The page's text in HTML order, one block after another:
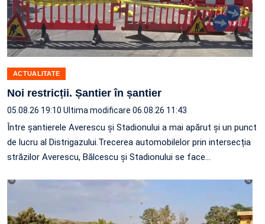
ACTUALITATE
Noi restricții. Șantier în șantier
05.08.26 19:10 Ultima modificare 06.08.26 11:43
Între șantierele Averescu și Stadionului a mai apărut și un punct
de lucru al Distrigazului.Trecerea automobilelor prin intersecția
străzilor Averescu, Bălcescu și Stadionului se face…